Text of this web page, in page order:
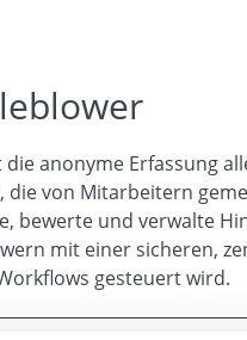
die anonyme Erfassung
die von Mitarbeitern
bewerte und verwalte
mit einer sicheren,
gesteuert wird.